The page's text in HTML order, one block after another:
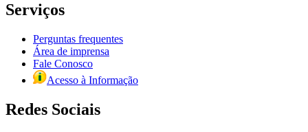
Serviços
Perguntas frequentes
Área de imprensa
Fale Conosco
Acesso à Informação
Redes Sociais